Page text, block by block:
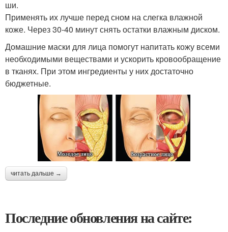
ши.
Применять их лучше перед сном на слегка влажной
коже. Через 30-40 минут снять остатки влажным диском.
Домашние маски для лица помогут напитать кожу всеми
необходимыми веществами и ускорить кровообращение
в тканях. При этом ингредиенты у них достаточно
бюджетные.
читать дальше →
Последние обновления на сайте: